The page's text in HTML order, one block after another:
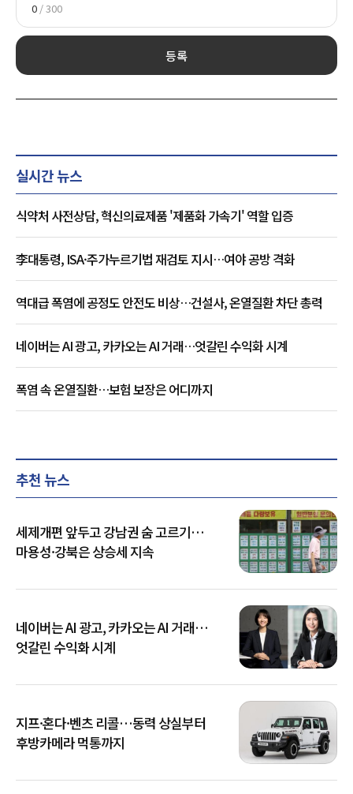
0 / 300
등록
실시간 뉴스
식약처 사전상담, 혁신의료제품 '제품화 가속기' 역할 입증
李대통령, ISA·주가누르기법 재검토 지시…여야 공방 격화
역대급 폭염에 공정도 안전도 비상…건설사, 온열질환 차단 총력
네이버는 AI 광고, 카카오는 AI 거래…엇갈린 수익화 시계
폭염 속 온열질환…보험 보장은 어디까지
추천 뉴스
세제개편 앞두고 강남권 숨 고르기…
마용성·강북은 상승세 지속
네이버는 AI 광고, 카카오는 AI 거래…
엇갈린 수익화 시계
지프·혼다·벤츠 리콜…동력 상실부터
후방카메라 먹통까지